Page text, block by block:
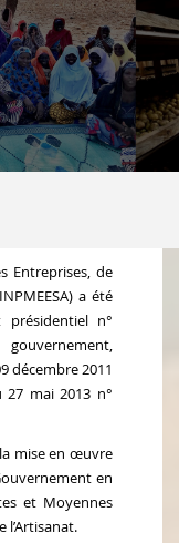
Entreprises, de
a été
n°
décembre 2011
mai 2013 n°
mise en œuvre
en
et Moyennes
l’Artisanat.